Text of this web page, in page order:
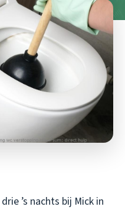
’s nachts bij Mick in